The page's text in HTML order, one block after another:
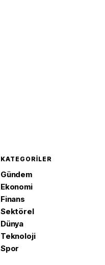
KATEGORILER
Gündem
Ekonomi
Finans
Sektörel
Dünya
Teknoloji
Spor